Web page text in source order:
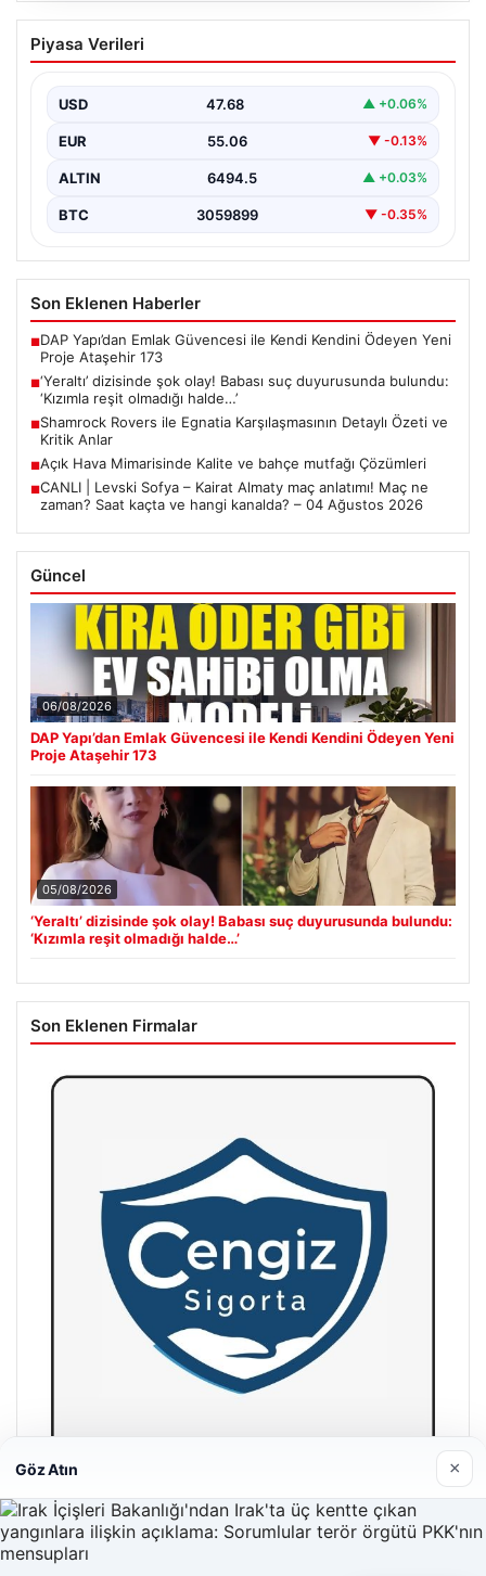
‘Yeraltı’ dizisinde şok olay! Babası suç
duyurusunda bulundu: ‘Kızımla reşit
Piyasa Verileri
USD 47.68 ▲ +0.06%
EUR 55.06 ▼ -0.13%
ALTIN 6494.5 ▲ +0.03%
BTC 3059899 ▼ -0.35%
Son Eklenen Haberler
■DAP Yapı’dan Emlak Güvencesi ile Kendi Kendini Ödeyen Yeni
Proje Ataşehir 173
■‘Yeraltı’ dizisinde şok olay! Babası suç duyurusunda bulundu:
‘Kızımla reşit olmadığı halde…’
■Shamrock Rovers ile Egnatia Karşılaşmasının Detaylı Özeti ve
Kritik Anlar
■Açık Hava Mimarisinde Kalite ve bahçe mutfağı Çözümleri
■CANLI | Levski Sofya – Kairat Almaty maç anlatımı! Maç ne
zaman? Saat kaçta ve hangi kanalda? – 04 Ağustos 2026
Güncel
06/08/2026
DAP Yapı’dan Emlak Güvencesi ile Kendi Kendini Ödeyen Yeni
Proje Ataşehir 173
05/08/2026
‘Yeraltı’ dizisinde şok olay! Babası suç duyurusunda bulundu:
‘Kızımla reşit olmadığı halde…’
Son Eklenen Firmalar
Hastaş Beton
26/05/2026
Göz Atın ×